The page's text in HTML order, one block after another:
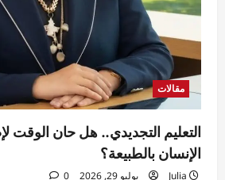
مقالات
التعليم التجديدي.. هل حان الوقت
الإنسان بالطبيعة؟
Julia يوليو 29, 2026 0